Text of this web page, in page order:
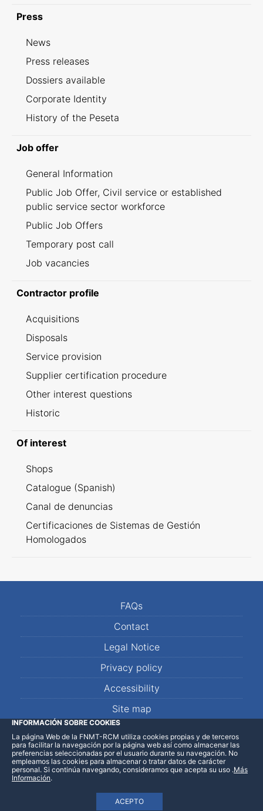
Press
News
Press releases
Dossiers available
Corporate Identity
History of the Peseta
Job offer
General Information
Public Job Offer, Civil service or established
public service sector workforce
Public Job Offers
Temporary post call
Job vacancies
Contractor profile
Acquisitions
Disposals
Service provision
Supplier certification procedure
Other interest questions
Historic
Of interest
Shops
Catalogue (Spanish)
Canal de denuncias
Certificaciones de Sistemas de Gestión
Homologados
FAQs
Contact
Legal Notice
Privacy policy
Accessibility
Site map
LinkedInFacebookWhatsApp
INFORMACIÓN SOBRE COOKIES
La página Web de la FNMT-RCM utiliza cookies propias y de terceros
para facilitar la navegación por la página web así como almacenar las
preferencias seleccionadas por el usuario durante su navegación. No
empleamos las cookies para almacenar o tratar datos de carácter
personal. Si continúa navegando, consideramos que acepta su uso
ACEPTO
.Más
Información.